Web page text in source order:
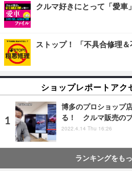
クルマ好きにとって「愛車
ストップ！ 「不具合修理
ショップレポートアク
博多のプロショップ
る！ クルマ販売のプ
2022.4.14 Thu 16:26
ランキングをも